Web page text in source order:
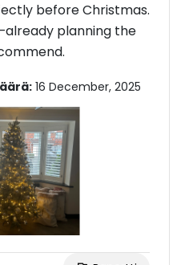
before Christmas.
planning the
16 December, 2025